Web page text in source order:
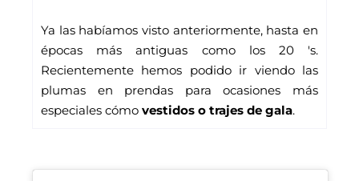
Ya las habíamos visto anteriormente, hasta en
épocas más antiguas como los 20 's.
Recientemente hemos podido ir viendo las
plumas en prendas para ocasiones más
especiales cómo vestidos o trajes de gala.